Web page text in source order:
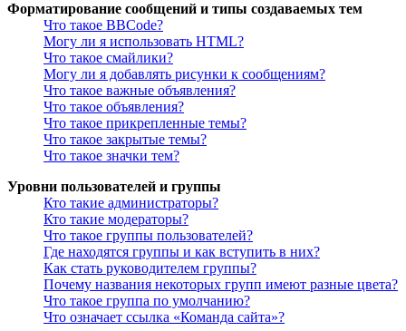
Форматирование сообщений и типы создаваемых тем
Что такое BBCode?
Могу ли я использовать HTML?
Что такое смайлики?
Могу ли я добавлять рисунки к сообщениям?
Что такое важные объявления?
Что такое объявления?
Что такое прикрепленные темы?
Что такое закрытые темы?
Что такое значки тем?
Уровни пользователей и группы
Кто такие администраторы?
Кто такие модераторы?
Что такое группы пользователей?
Где находятся группы и как вступить в них?
Как стать руководителем группы?
Почему названия некоторых групп имеют разные цвета?
Что такое группа по умолчанию?
Что означает ссылка «Команда сайта»?